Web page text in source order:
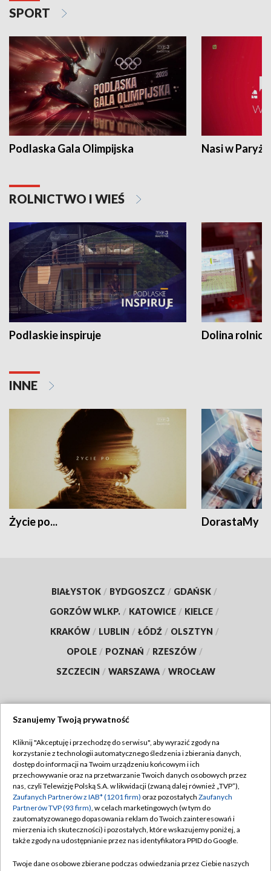
SPORT
Podlaska Gala Olimpijska Nasi w Paryżu
ROLNICTWO I WIEŚ
Podlaskie inspiruje Dolina
INNE
Życie po... DorastaMy
BIAŁYSTOK / BYDGOSZCZ / GDAŃSK /
GORZÓW WLKP. / KATOWICE / KIELCE /
KRAKÓW / LUBLIN / ŁÓDŹ / OLSZTYN /
OPOLE / POZNAŃ / RZESZÓW /
SZCZECIN / WARSZAWA / WROCŁAW
TVP
Abonament TVP
Emisja w TVP
Centrum informacji TVP
Naziemna Telewizja Cyfrowa
Regulamin TVP
Polityka prywatności
Moje zgody
Pomoc
Szanujemy Twoją prywatność
Kliknij "Akceptuję i przechodzę do serwisu", aby wyrazić zgody na
korzystanie z technologii automatycznego śledzenia i zbierania danych,
dostęp do informacji na Twoim urządzeniu końcowym i ich
przechowywanie oraz na przetwarzanie Twoich danych osobowych przez
nas, czyli Telewizję Polską S.A. w likwidacji (zwaną dalej również „TVP”),
Zaufanych Partnerów z IAB* (1201 firm) oraz pozostałych Zaufanych
Partnerów TVP (93 firm), w celach marketingowych (w tym do
zautomatyzowanego dopasowania reklam do Twoich zainteresowań i
mierzenia ich skuteczności) i pozostałych, które wskazujemy poniżej, a
także zgody na udostępnianie przez nas identyfikatora PPID do Google.
Twoje dane osobowe zbierane podczas odwiedzania przez Ciebie naszych